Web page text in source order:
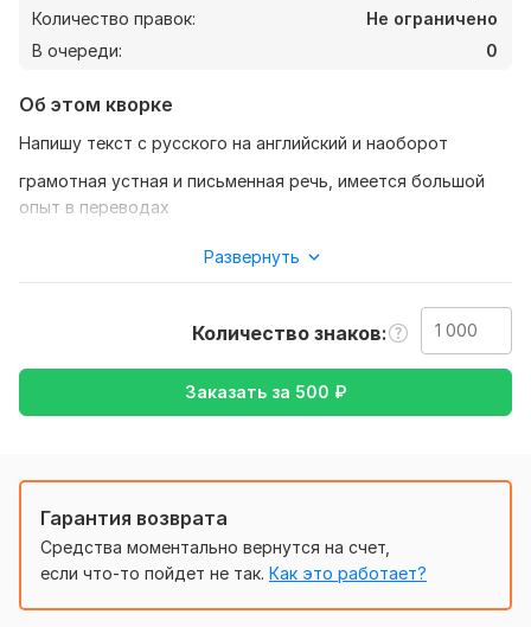
Количество правок:
Не ограничено
В очереди:
0
Об этом кворке
Напишу текст с русского на английский и наоборот
грамотная устная и письменная речь, имеется большой
опыт в переводах
Чтобы выполнить ваш заказ, мне потребуется от вас
текст (желательно в формате документа) , а так же
желаемый перевод (с русского на английский или
наоборот)
Образование и наука,Семья, дети,Другое
Язык перевода:
с Русского на Английский
с Английского на Русский
Развернуть
Количество знаков
Заказать за 500 ₽
Гарантия возврата
Средства моментально вернутся на счет,
если что-то пойдет не так. Как это работает?